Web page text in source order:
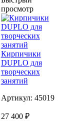
просмотр
Кирпичики
DUPLO для
творческих
занятий
Артикул: 45019
27 400 ₽